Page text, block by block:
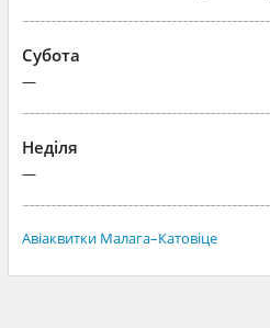
Субота
—
Неділя
—
Авіаквитки Малага–Катовіце